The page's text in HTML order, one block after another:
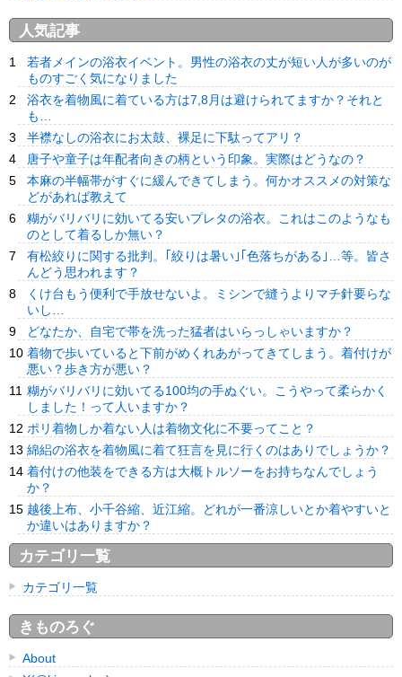
人気記事
若者メインの浴衣イベント。男性の浴衣の丈が短い人が多いのが
ものすごく気になりました
浴衣を着物風に着ている方は7,8月は避けられてますか？それと
も…
半襟なしの浴衣にお太鼓、裸足に下駄ってアリ？
唐子や童子は年配者向きの柄という印象。実際はどうなの？
本麻の半幅帯がすぐに緩んできてしまう。何かオススメの対策な
どがあれば教えて
糊がバリバリに効いてる安いプレタの浴衣。これはこのようなも
のとして着るしか無い？
有松絞りに関する批判。｢絞りは暑い｣｢色落ちがある｣…等。皆さ
んどう思われます？
くけ台もう便利で手放せないよ。ミシンで縫うよりマチ針要らな
いし…
どなたか、自宅で帯を洗った猛者はいらっしゃいますか？
着物で歩いていると下前がめくれあがってきてしまう。着付けが
悪い？歩き方が悪い？
糊がバリバリに効いてる100均の手ぬぐい。こうやって柔らかく
しました！って人いますか？
ポリ着物しか着ない人は着物文化に不要ってこと？
綿絽の浴衣を着物風に着て狂言を見に行くのはありでしょうか？
着付けの他装をできる方は大概トルソーをお持ちなんでしょう
か？
越後上布、小千谷縮、近江縮。どれが一番涼しいとか着やすいと
か違いはありますか？
カテゴリ一覧
カテゴリ一覧
きものろぐ
About